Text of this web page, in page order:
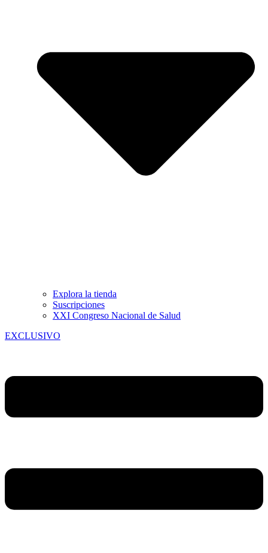
Explora la tienda
Suscripciones
XXI Congreso Nacional de Salud
EXCLUSIVO